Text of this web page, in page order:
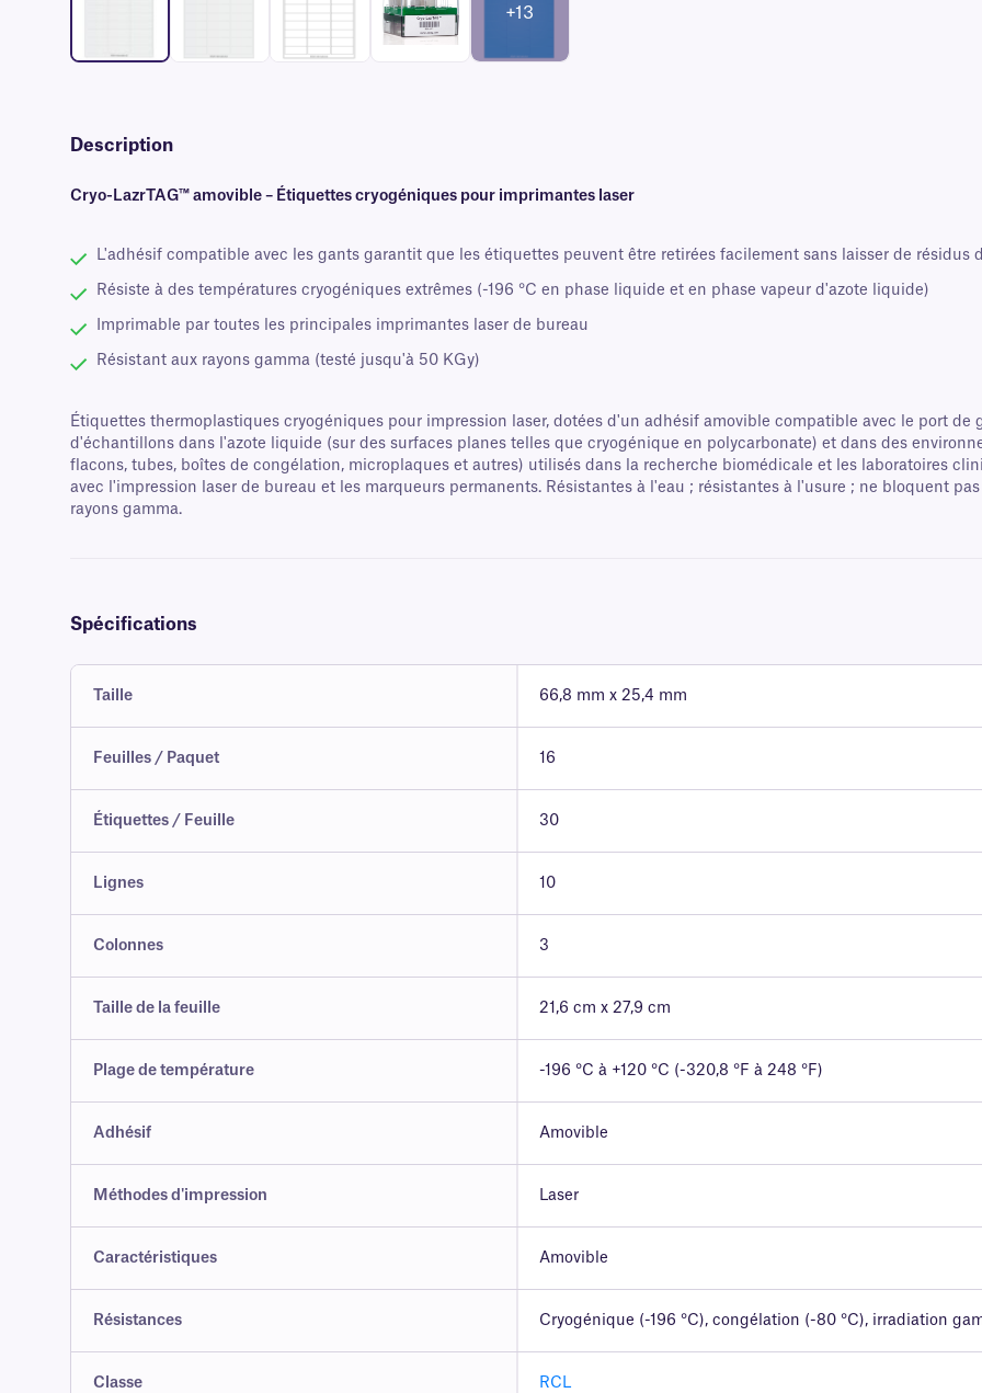
+13
Description
Cryo-LazrTAG™ amovible – Étiquettes cryogéniques pour imprimantes laser
L'adhésif compatible avec les gants garantit que les étiquettes peuvent être retirées facilement sans laisser de résidus
Résiste à des températures cryogéniques extrêmes (-196 °C en phase liquide et en phase vapeur d'azote liquide)
Imprimable par toutes les principales imprimantes laser de bureau
Résistant aux rayons gamma (testé jusqu'à 50 KGy)
Étiquettes thermoplastiques cryogéniques pour impression laser, dotées d'un adhésif amovible compatible avec le port de
d'échantillons dans l'azote liquide (sur des surfaces planes telles que cryogénique en polycarbonate) et dans des
flacons, tubes, boîtes de congélation, microplaques et autres) utilisés dans la recherche biomédicale et les laboratoires
avec l'impression laser de bureau et les marqueurs permanents. Résistantes à l'eau ; résistantes à l'usure ; ne bloquent
rayons gamma.
Spécifications
Taille 66,8 mm x 25,4 mm
Feuilles / Paquet 16
Étiquettes / Feuille 30
Lignes 10
Colonnes 3
Taille de la feuille 21,6 cm x 27,9 cm
Plage de température -196 °C à +120 °C (-320,8 °F à 248 °F)
Adhésif Amovible
Méthodes d'impression Laser
Caractéristiques Amovible
Résistances Cryogénique (-196 °C), congélation (-80 °C), irradiation
Classe RCL